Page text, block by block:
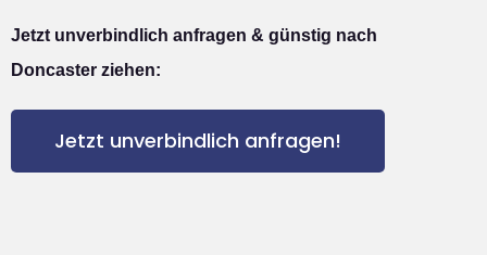
Jetzt unverbindlich anfragen & günstig nach
Doncaster ziehen:
Jetzt unverbindlich anfragen!